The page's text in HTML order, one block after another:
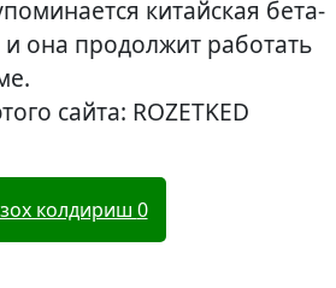
китайская бета-
она продолжит работать
сайта: ROZETKED
колдириш 0